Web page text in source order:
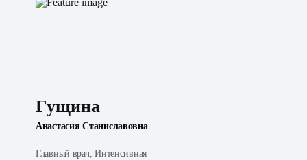
Гущина
Анастасия Станиславовна
Главный врач, Интенсивная